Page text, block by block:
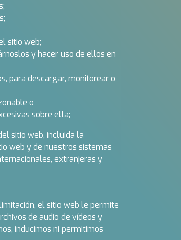
sitio web;
y hacer uso de ellos en
para descargar, monitorear o
o
sobre ella;
sitio web, incluida la
web y de nuestros sistemas
extranjeras y
el sitio web le permite
de audio de vídeos y
inducimos ni permitimos